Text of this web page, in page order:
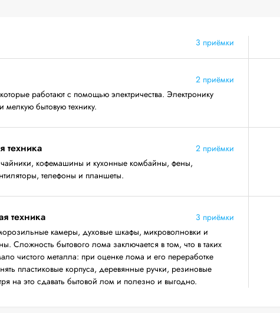
3 приёмки
2 приёмки
работают с помощью электричества. Электронику
мелкую бытовую технику.
техника
2 приёмки
кофемашины и кухонные комбайны, фены,
телефоны и планшеты.
техника
3 приёмки
камеры, духовые шкафы, микроволновки и
Сложность бытового лома заключается в том, что в таких
чистого металла: при оценке лома и его переработке
пластиковые корпуса, деревянные ручки, резиновые
на это сдавать бытовой лом и полезно и выгодно.